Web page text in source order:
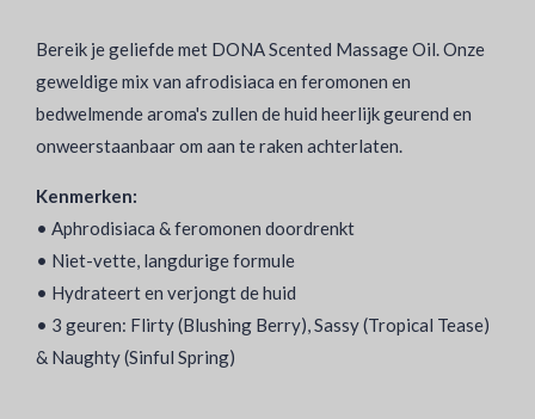
Bereik je geliefde met DONA Scented Massage Oil. Onze
geweldige mix van afrodisiaca en feromonen en
bedwelmende aroma's zullen de huid heerlijk geurend en
onweerstaanbaar om aan te raken achterlaten.
Kenmerken:
• Aphrodisiaca & feromonen doordrenkt
• Niet-vette, langdurige formule
• Hydrateert en verjongt de huid
• 3 geuren: Flirty (Blushing Berry), Sassy (Tropical Tease)
& Naughty (Sinful Spring)